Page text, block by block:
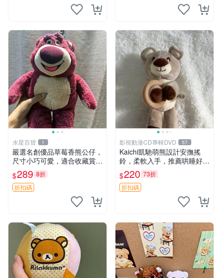
水星百貨 1
嚴選名創優品草莓香熊公仔，
尺寸小巧可愛，適合收藏賞玩
30cm 玩具 公仔 草莓熊
$289 8折
折扣碼
影視動漫CD專輯DVD 57
Kaichi凱馳萌熊設計安撫搖
鈴，柔軟入手，推薦哄睡好選
擇 熊公仔 安撫玩具 喂食環
$220 73折
折扣碼